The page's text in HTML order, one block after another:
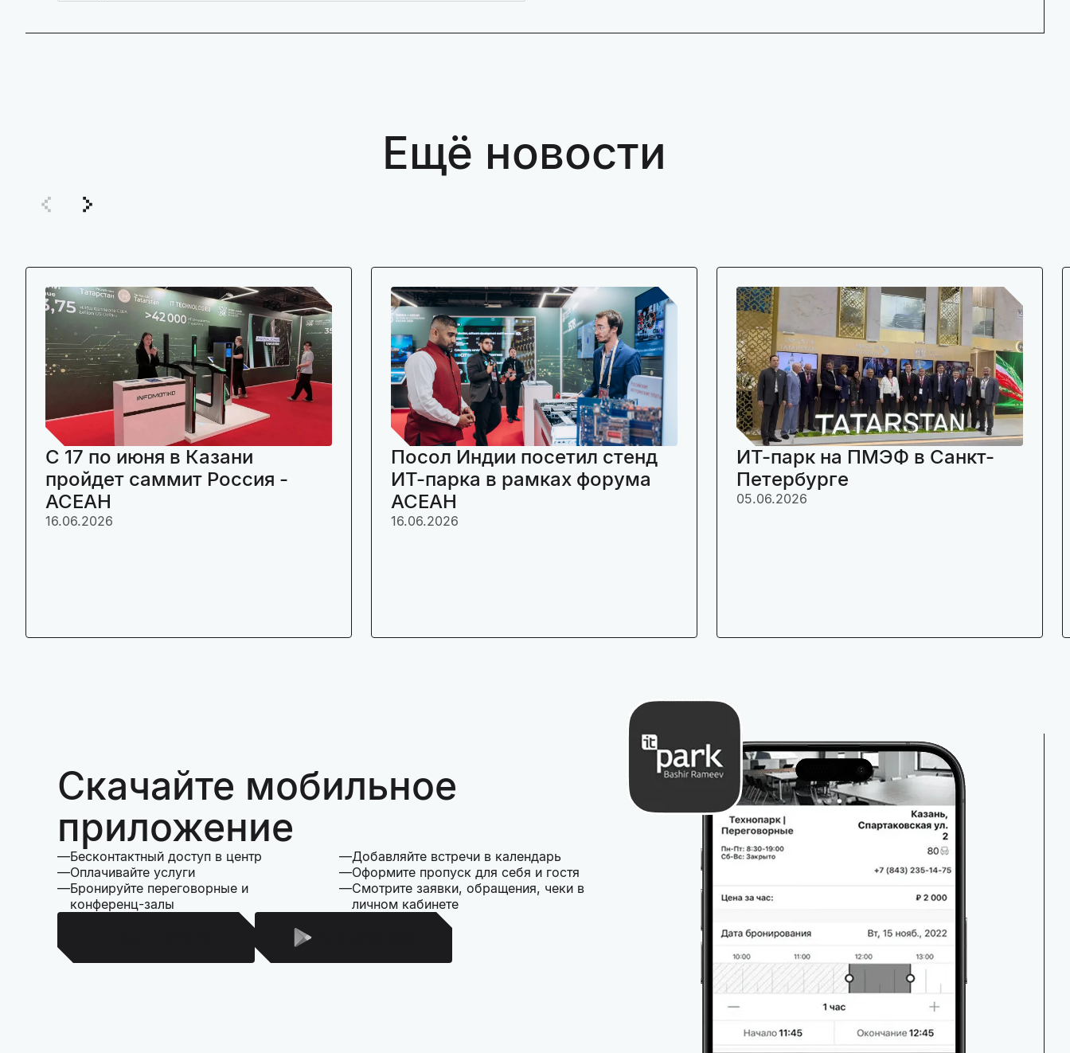
Ещё новости
C 17 по июня в Казани
пройдет саммит Россия -
АСЕАН
16.06.2026
Посол Индии посетил стенд
ИТ-парка в рамках форума
АСЕАН
16.06.2026
ИТ-парк на ПМЭФ в Санкт-
Петербурге
05.06.2026
Скачайте мобильное
приложение
Бесконтактный доступ в центр
Оплачивайте услуги
Бронируйте переговорные и
конференц-залы
Добавляйте встречи в календарь
Оформите пропуск для себя и гостя
Смотрите заявки, обращения, чеки в
личном кабинете